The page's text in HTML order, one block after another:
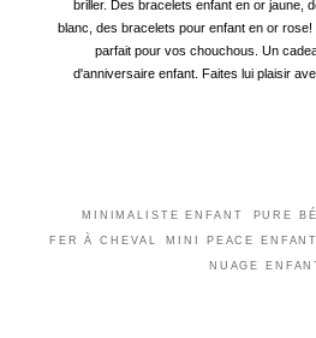
briller. Des bracelets enfant en or jaune,
blanc, des bracelets pour enfant en or
parfait pour vos chouchous. Un
d'anniversaire enfant. Faites lui plaisir
MINIMALISTE ENFANT PURE
FER À CHEVAL MINI PEACE ENFANT
NUAGE